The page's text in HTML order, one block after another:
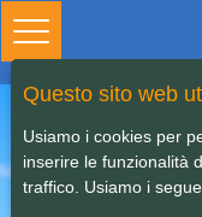
Toggle
JoIN
Questo sito web
Usiamo i cookies per
inserire le funzionalità
traffico. Usiamo i